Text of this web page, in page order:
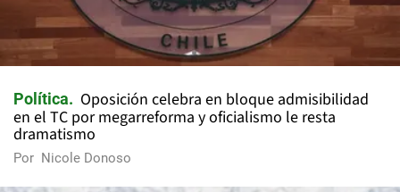
Política
Oposición celebra en bloque admisibilidad
en el TC por megarreforma y oficialismo le resta
dramatismo
Por Nicole Donoso